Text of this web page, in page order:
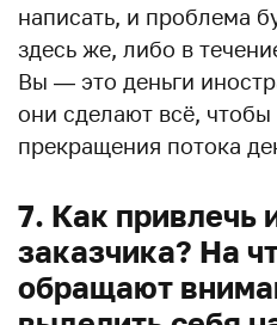
написать, и проблема
здесь же, либо в
Вы — это деньги
они сделают всё, чтобы
прекращения потока
7. Как привлечь
заказчика? На
обращают